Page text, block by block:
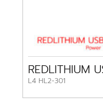
L4 HL2-301